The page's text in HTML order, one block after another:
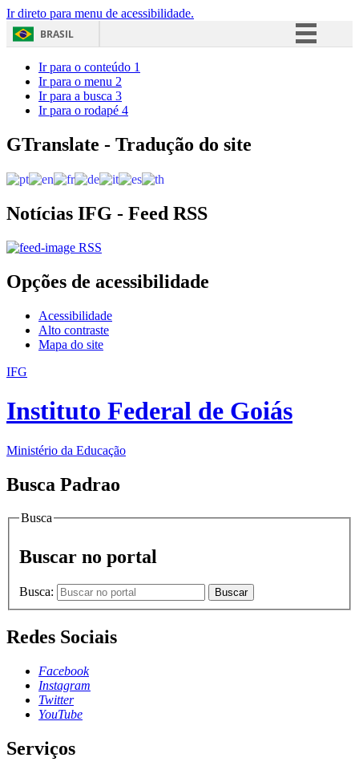
Ir direto para menu de acessibilidade.
BRASIL
Acesso à informação
Ir para o conteúdo 1
Ir para o menu 2
Ir para a busca 3
Ir para o rodapé 4
GTranslate - Tradução do site
Notícias IFG - Feed RSS
RSS
Opções de acessibilidade
Acessibilidade
Alto contraste
Mapa do site
IFG
Instituto Federal de Goiás
Ministério da Educação
Busca Padrao
Busca
Buscar no portal
Busca: Buscar
Redes Sociais
Facebook
Instagram
Twitter
YouTube
Serviços